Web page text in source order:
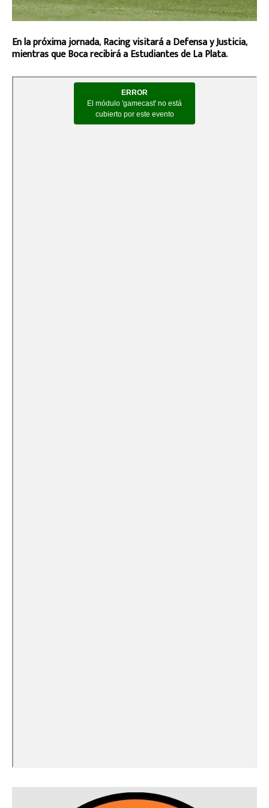
En la próxima jornada, Racing visitará a Defensa y Justicia,
mientras que Boca recibirá a Estudiantes de La Plata.